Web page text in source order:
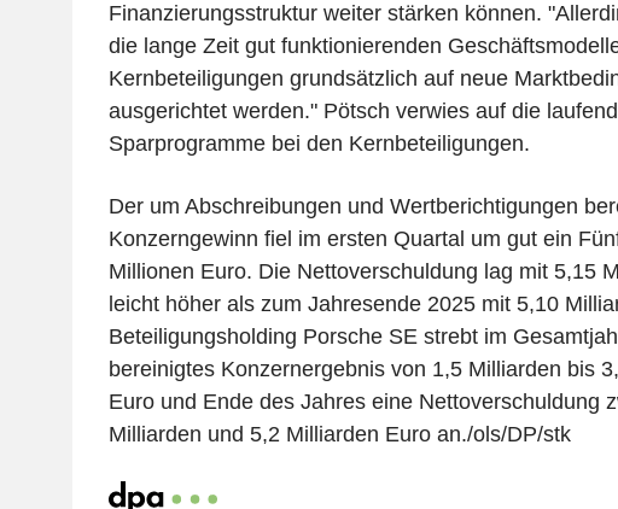
Finanzierungsstruktur weiter stärken können.
die lange Zeit gut funktionierenden
Kernbeteiligungen grundsätzlich auf neue
ausgerichtet werden." Pötsch verwies auf die
Sparprogramme bei den Kernbeteiligungen.
Der um Abschreibungen und Wertberichtigungen
Konzerngewinn fiel im ersten Quartal um gut ein
Millionen Euro. Die Nettoverschuldung lag mit 5,15
leicht höher als zum Jahresende 2025 mit 5,10
Beteiligungsholding Porsche SE strebt im
bereinigtes Konzernergebnis von 1,5 Milliarden bis
Euro und Ende des Jahres eine Nettoverschuldung
Milliarden und 5,2 Milliarden Euro an./ols/DP/stk